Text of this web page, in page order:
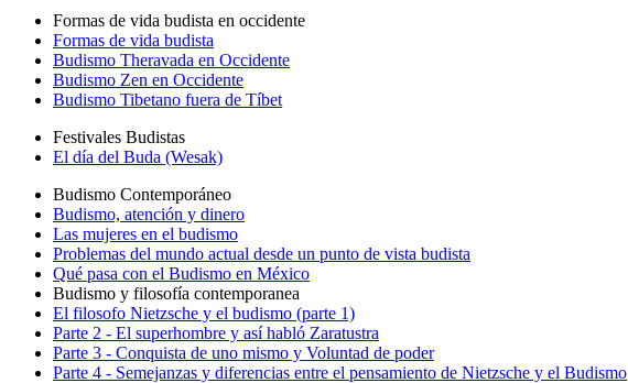
Formas de vida budista en occidente
Formas de vida budista
Budismo Theravada en Occidente
Budismo Zen en Occidente
Budismo Tibetano fuera de Tíbet
Festivales Budistas
El día del Buda (Wesak)
Budismo Contemporáneo
Budismo, atención y dinero
Las mujeres en el budismo
Problemas del mundo actual desde un punto de vista budista
Qué pasa con el Budismo en México
Budismo y filosofía contemporanea
El filosofo Nietzsche y el budismo (parte 1)
Parte 2 - El superhombre y así habló Zaratustra
Parte 3 - Conquista de uno mismo y Voluntad de poder
Parte 4 - Semejanzas y diferencias entre el pensamiento de Nietzsche y el Budismo